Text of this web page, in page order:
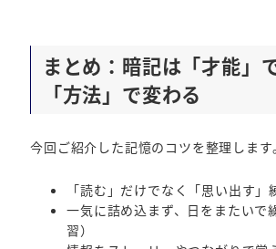
まとめ：暗記は「才能」
「方法」で変わる
今回ご紹介した記憶のコツを整理します。
「読む」だけでなく「思い出す」
一気に詰め込まず、日をまたいで
習）